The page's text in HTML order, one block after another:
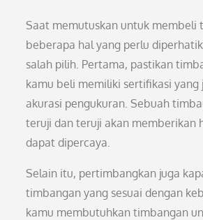
Saat memutuskan untuk membeli
beberapa hal yang perlu
salah pilih. Pertama, pastikan
kamu beli memiliki sertifikasi yang
akurasi pengukuran. Sebuah
teruji dan teruji akan memberikan
dapat dipercaya.
Selain itu, pertimbangkan juga
timbangan yang sesuai dengan
kamu membutuhkan timbangan